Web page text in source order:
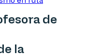
de
la